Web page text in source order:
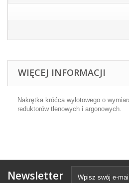
WIĘCEJ INFORMACJI
Nakrętka króćca wylotowego o
reduktorów tlenowych i argonowych.
Newsletter